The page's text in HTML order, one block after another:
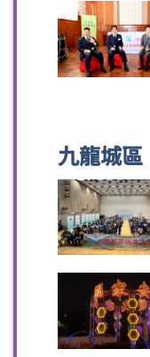
九龍城區
掃一掃關注我